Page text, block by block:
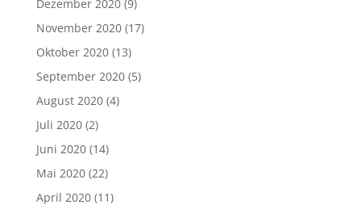
Dezember 2020(9)
November 2020(17)
Oktober 2020(13)
September 2020(5)
August 2020(4)
Juli 2020(2)
Juni 2020(14)
Mai 2020(22)
April 2020(11)